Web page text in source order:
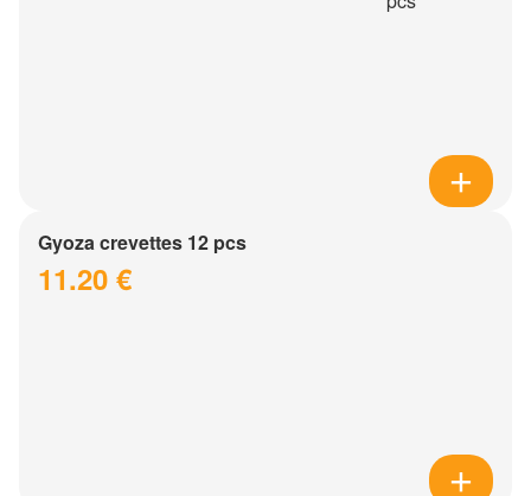
Gyoza crevettes 12 pcs
11.20 €